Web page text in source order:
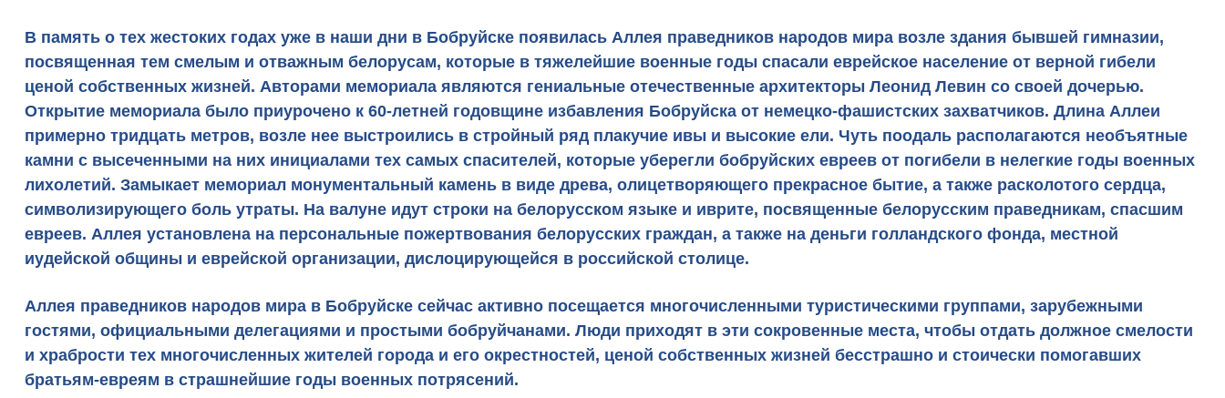
В память о тех жестоких годах уже в наши дни в Бобруйске появилась Аллея праведников народов мира возле здания бывшей гимназии,
посвященная тем смелым и отважным белорусам, которые в тяжелейшие военные годы спасали еврейское население от верной гибели
ценой собственных жизней. Авторами мемориала являются гениальные отечественные архитекторы Леонид Левин со своей дочерью.
Открытие мемориала было приурочено к 60-летней годовщине избавления Бобруйска от немецко-фашистских захватчиков. Длина Аллеи
примерно тридцать метров, возле нее выстроились в стройный ряд плакучие ивы и высокие ели. Чуть поодаль располагаются необъятные
камни с высеченными на них инициалами тех самых спасителей, которые уберегли бобруйских евреев от погибели в нелегкие годы военных
лихолетий. Замыкает мемориал монументальный камень в виде древа, олицетворяющего прекрасное бытие, а также расколотого сердца,
символизирующего боль утраты. На валуне идут строки на белорусском языке и иврите, посвященные белорусским праведникам, спасшим
евреев. Аллея установлена на персональные пожертвования белорусских граждан, а также на деньги голландского фонда, местной
иудейской общины и еврейской организации, дислоцирующейся в российской столице.
Аллея праведников народов мира в Бобруйске сейчас активно посещается многочисленными туристическими группами, зарубежными
гостями, официальными делегациями и простыми бобруйчанами. Люди приходят в эти сокровенные места, чтобы отдать должное смелости
и храбрости тех многочисленных жителей города и его окрестностей, ценой собственных жизней бесстрашно и стоически помогавших
братьям-евреям в страшнейшие годы военных потрясений.